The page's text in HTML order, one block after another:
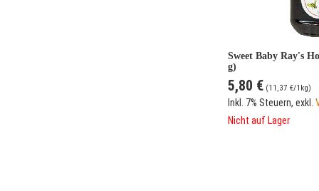
Sweet Baby Ray's
g)
5,80 € (11,37 €/1kg)
Inkl. 7% Steuern,exkl.
Nicht auf Lager